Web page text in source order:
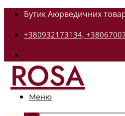
Бутик Аюрведичних
+380932173134,
ROSA
Меню